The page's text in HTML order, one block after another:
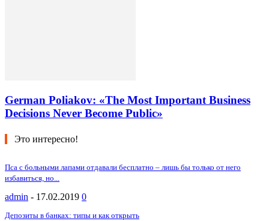
German Poliakov: «The Most Important Business
Decisions Never Become Public»
Это интересно!
Пса с больными лапами отдавали бесплатно – лишь бы только от него
избавиться, но...
admin - 17.02.2019 0
Депозиты в банках: типы и как открыть